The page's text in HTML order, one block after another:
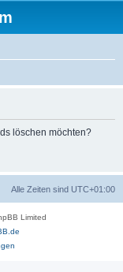
löschen möchten?
Alle Zeiten sind UTC+01:00
Limited